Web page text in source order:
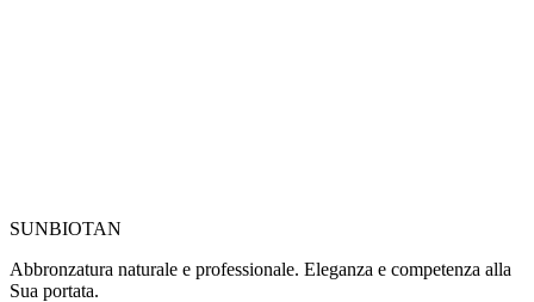
SUNBIOTAN
Abbronzatura naturale e professionale. Eleganza e competenza alla
Sua portata.